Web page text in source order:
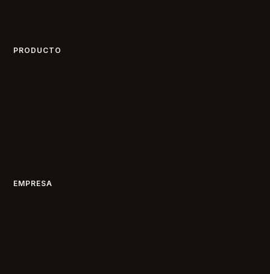
PRODUCTO
EMPRESA